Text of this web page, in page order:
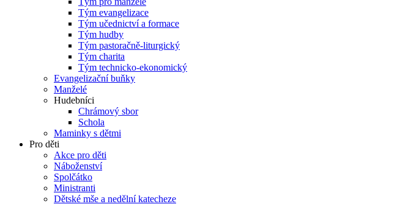
Tým evangelizace
Tým učednictví a formace
Tým hudby
Tým pastoračně-liturgický
Tým charita
Tým technicko-ekonomický
Evangelizační buňky
Manželé
Hudebníci
Chrámový sbor
Schola
Maminky s dětmi
Pro děti
Akce pro děti
Náboženství
Spolčátko
Ministranti
Dětské mše a nedělní katecheze